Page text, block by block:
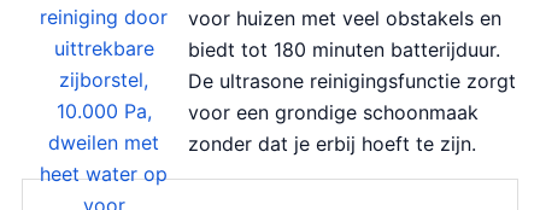
voor huizen met veel obstakels en
biedt tot 180 minuten batterijduur.
De ultrasone reinigingsfunctie zorgt
voor een grondige schoonmaak
zonder dat je erbij hoeft te zijn.